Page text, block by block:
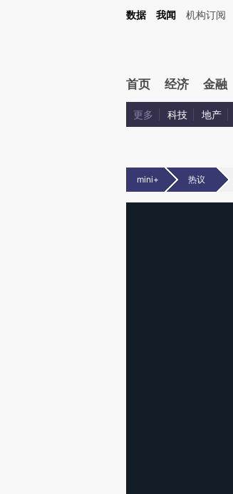
数据 我闻 机构订阅
首页 经济 金融
更多 科技 地产
mini+ 热议